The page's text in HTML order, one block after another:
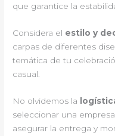
que garantice la
Considera el estilo y
carpas de diferentes
temática de tu
casual.
No olvidemos la
seleccionar una
asegurar la entrega y